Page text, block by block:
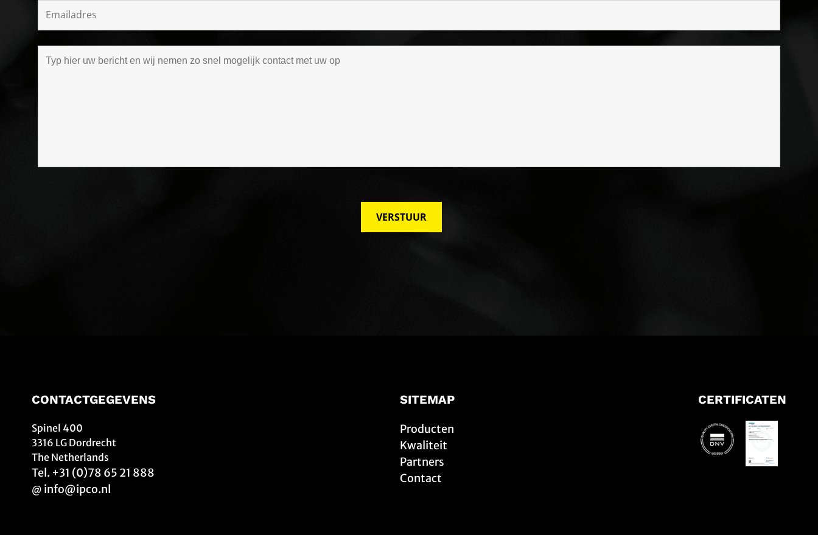
CONTACTGEGEVENS
Spinel 400
3316 LG Dordrecht
The Netherlands
Tel. +31 (0)78 65 21 888
@ info@ipco.nl
SITEMAP
Producten
Kwaliteit
Partners
Contact
CERTIFICATEN